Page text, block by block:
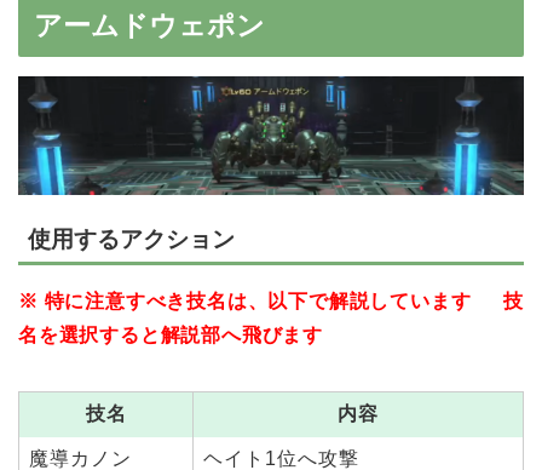
アームドウェポン
使用するアクション
※ 特に注意すべき技名は、以下で解説しています 技
名を選択すると解説部へ飛びます
技名 内容
魔導カノン ヘイト1位へ攻撃